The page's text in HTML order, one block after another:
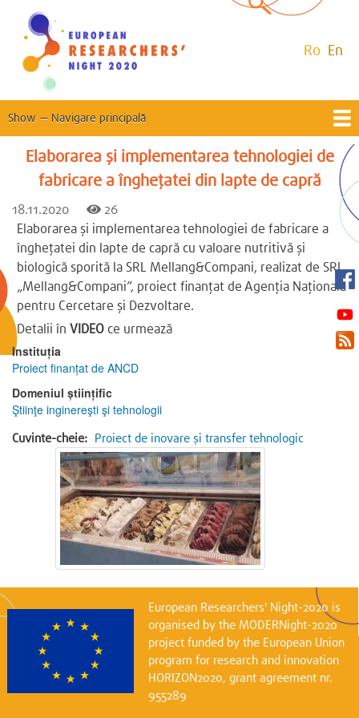
main
Ro En
Navigare
Show — Navigare principală
ABOUT
PROGRAM
NEWS
CONTESTS
SCIENCE FOR SOCIETY
EU CORNER
NETWORK OF ERN 2020 PROJECTS
MSCA PROJECTS
NATIONAL CONTACT POINTS
HORIZON2020 PROJECTS
ERASMUS+ PROJECTS
CONTACT
Elaborarea și implementarea tehnologiei de
fabricare a înghețatei din lapte de capră
18.11.2020
26
Elaborarea și implementarea tehnologiei de fabricare a
înghețatei din lapte de capră cu valoare nutritivă și
biologică sporită la SRL Mellang&Compani, realizat de SRL
„Mellang&Compani”, proiect finanțat de Agenția Națională
pentru Cercetare și Dezvoltare.
Detalii în VIDEOce urmează
Instituția
Proiect finanțat de ANCD
Domeniul științific
Ştiinţe inginereşti şi tehnologii
Cuvinte-cheie: Proiect de inovare și transfer tehnologic
European Researchers' Night-2020 is
organised by the MODERNight-2020
project funded by the European Union
program for research and innovation
HORIZON2020, grant agreement nr.
955289